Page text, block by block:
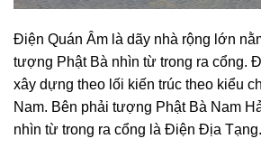
Điện Quán Âm là dãy nhà rộng lớn
tượng Phật Bà nhìn từ trong ra cổng.
xây dựng theo lối kiến trúc theo kiểu
Nam. Bên phải tượng Phật Bà Nam
nhìn từ trong ra cổng là Điện Địa Tạng.